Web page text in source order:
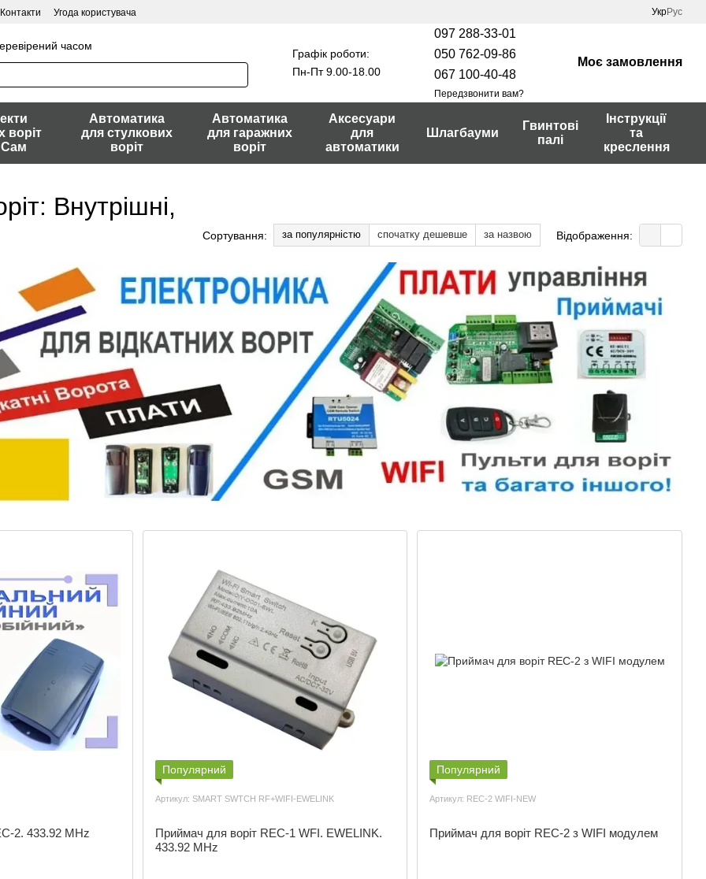
Контакти Угода користувача УкрРус
часом
Графік роботи:
Пн-Пт 9.00-18.00
097 288-33-01
050 762-09-86
067 100-40-48
Передзвонити вам?
Моє замовлення
воріт
Сам
Автоматика
для стулкових
воріт
Автоматика
для гаражних
воріт
Аксесуари
для
автоматики
Шлагбауми
Гвинтові
палі
Інструкції
та
креслення
Внутрішні,
Сортування: за популярністю спочатку дешевше за назвою Відображення:
2. 433.92 MHz
Популярний
Артикул: SMART SWTCH RF+WIFI-EWELINK
Приймач для воріт REC-1 WFI. EWELINK.
433.92 MHz
Популярний
Артикул: REC-2 WIFI-NEW
Приймач для воріт REC-2 з WIFI модулем